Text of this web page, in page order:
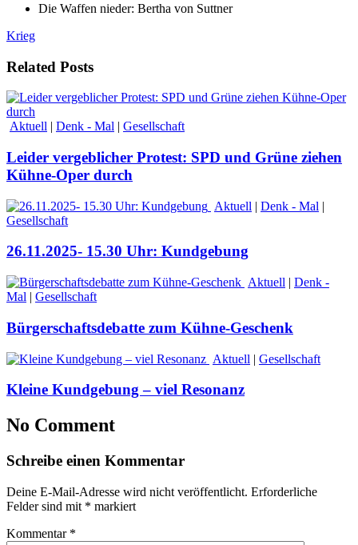
Die Waffen nieder: Bertha von Suttner
Krieg
Related Posts
Aktuell | Denk - Mal | Gesellschaft
Leider vergeblicher Protest: SPD und Grüne ziehen
Kühne-Oper durch
Aktuell | Denk - Mal |
Gesellschaft
26.11.2025- 15.30 Uhr: Kundgebung
Aktuell | Denk -
Mal | Gesellschaft
Bürgerschaftsdebatte zum Kühne-Geschenk
Aktuell | Gesellschaft
Kleine Kundgebung – viel Resonanz
No Comment
Schreibe einen Kommentar
Deine E-Mail-Adresse wird nicht veröffentlicht. Erforderliche
Felder sind mit * markiert
Kommentar *